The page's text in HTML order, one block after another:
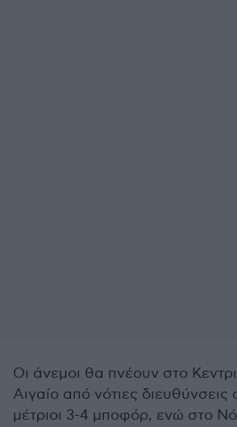
Οι άνεμοι θα πνέουν στο
Αιγαίο από νότιες
μέτριοι 3-4 μποφόρ, ενώ στο